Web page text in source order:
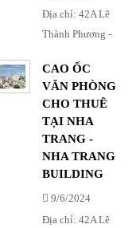
Địa chỉ: 42A Lê
Thành Phương -
Sài - Nha Trang -
Khánh Hòa
CAO ỐC
VĂN PHÒNG
CHO THUÊ
TẠI NHA
TRANG -
NHA TRANG
BUILDING
9/6/2024
Địa chỉ: 42A Lê